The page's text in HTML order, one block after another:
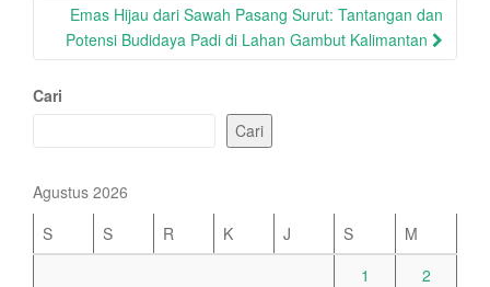
Emas Hijau dari Sawah Pasang Surut: Tantangan dan
Potensi Budidaya Padi di Lahan Gambut Kalimantan
Cari
Cari
Agustus 2026
S
S R K J S
M
1
2